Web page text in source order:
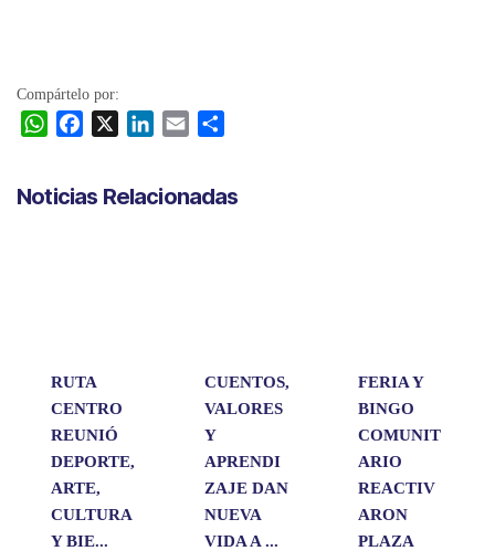
Compártelo por:
W
t
e
k
i
p
Noticias Relacionadas
RUTA
CENTRO
REUNIÓ
DEPORTE,
ARTE,
CULTURA
Y BIE...
CUENTOS,
VALORES
Y
APRENDI
ZAJE DAN
NUEVA
VIDA A ...
FERIA Y
BINGO
COMUNIT
ARIO
REACTIV
ARON
PLAZA